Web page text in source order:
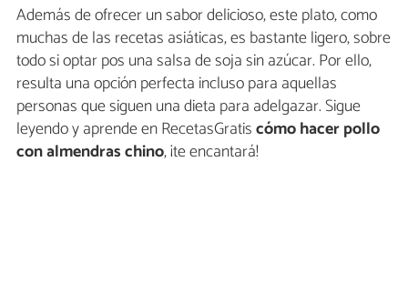
Además de ofrecer un sabor delicioso, este plato, como
muchas de las recetas asiáticas, es bastante ligero, sobre
todo si optar pos una salsa de soja sin azúcar. Por ello,
resulta una opción perfecta incluso para aquellas
personas que siguen una dieta para adelgazar. Sigue
leyendo y aprende en RecetasGratiscómo hacer pollo
con almendras chino, ¡te encantará!